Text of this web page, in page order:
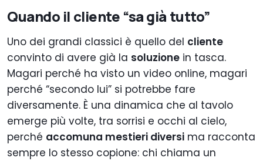
Quando il cliente “sa già tutto”
Uno dei grandi classici è quello del cliente
convinto di avere già la soluzione in tasca.
Magari perché ha visto un video online, magari
perché “secondo lui” si potrebbe fare
diversamente. È una dinamica che al tavolo
emerge più volte, tra sorrisi e occhi al cielo,
perché accomuna mestieri diversi ma racconta
sempre lo stesso copione: chi chiama un